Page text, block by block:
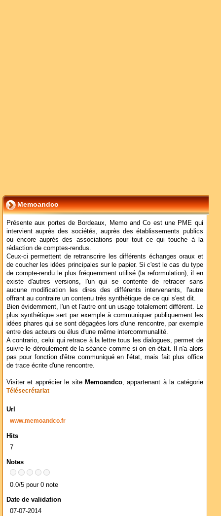
Memoandco
Présente aux portes de Bordeaux, Memo and Co est une PME qui
intervient auprès des sociétés, auprès des établissements publics
ou encore auprès des associations pour tout ce qui touche à la
rédaction de comptes-rendus.
Ceux-ci permettent de retranscrire les différents échanges oraux et
de coucher les idées principales sur le papier. Si c'est le cas du type
de compte-rendu le plus fréquemment utilisé (la reformulation), il en
existe d'autres versions, l'un qui se contente de retracer sans
aucune modification les dires des différents intervenants, l'autre
offrant au contraire un contenu très synthétique de ce qui s'est dit.
Bien évidemment, l'un et l'autre ont un usage totalement différent. Le
plus synthétique sert par exemple à communiquer publiquement les
idées phares qui se sont dégagées lors d'une rencontre, par exemple
entre des acteurs ou élus d'une même intercommunalité.
A contrario, celui qui retrace à la lettre tous les dialogues, permet de
suivre le déroulement de la séance comme si on en était. Il n'a alors
pas pour fonction d'être communiqué en l'état, mais fait plus office
de trace écrite d'une rencontre.
Visiter et apprécier le site Memoandco, appartenant à la catégorie
Télésecrétariat
Url
www.memoandco.fr
Hits
7
Notes
0.0/5 pour 0 note
Date de validation
07-07-2014